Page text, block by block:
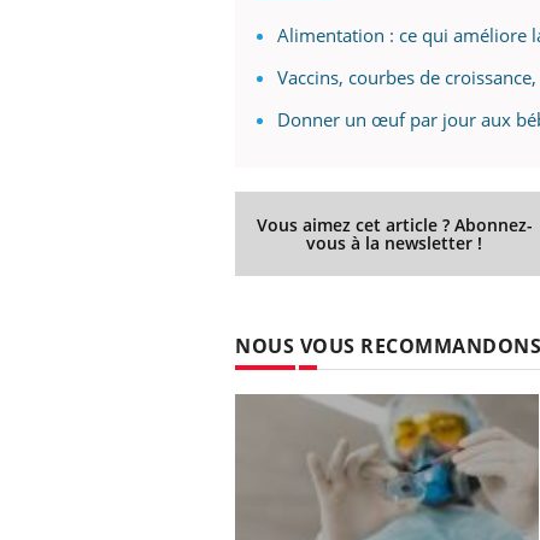
Alimentation : ce qui améliore
Vaccins, courbes de
Donner un œuf par jour aux
Vous aimez cet article ? Abonnez-
vous à la newsletter !
NOUS VOUS RECOMMANDONS
Diabète & Ramadan 2026Youtube Un